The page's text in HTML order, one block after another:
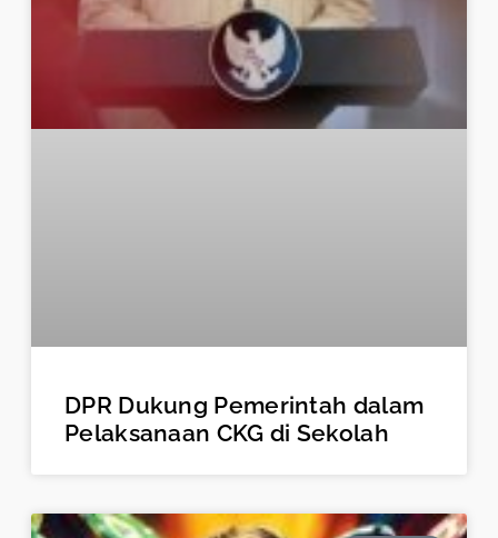
DPR Dukung Pemerintah dalam
Pelaksanaan CKG di Sekolah